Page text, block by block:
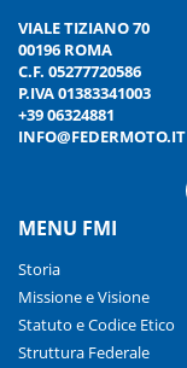
VIALE TIZIANO 70
00196 ROMA
C.F. 05277720586
P.IVA 01383341003
+39 06324881
INFO@FEDERMOTO.IT
MENU FMI
Storia
Missione e Visione
Statuto e Codice Etico
Struttura Federale